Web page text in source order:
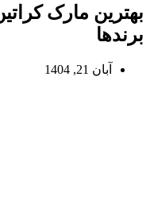
بهترین مارک
برندها
آبان 21, 1404